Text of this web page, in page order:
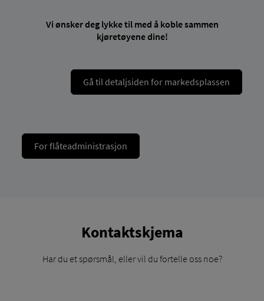
Vi ønsker deg lykke til med å koble sammen
kjøretøyene dine!
Gå til detaljsiden for markedsplassen
For flåteadministrasjon
Kontaktskjema
Har du et spørsmål, eller vil du fortelle oss noe?